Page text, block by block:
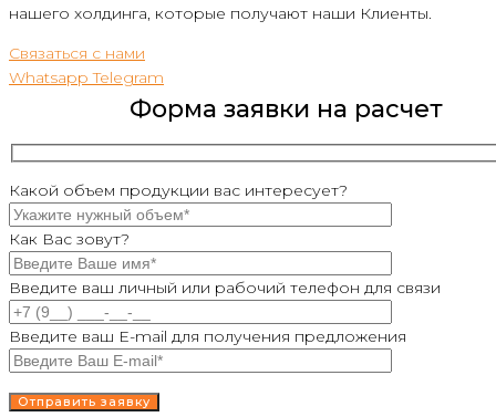
нашего холдинга, которые получают наши Клиенты.
Связаться с нами
Whatsapp Telegram
Форма заявки на расчет
Какой объем продукции вас интересует?
Как Вас зовут?
Введите ваш личный или рабочий телефон для связи
Введите ваш E-mail для получения предложения